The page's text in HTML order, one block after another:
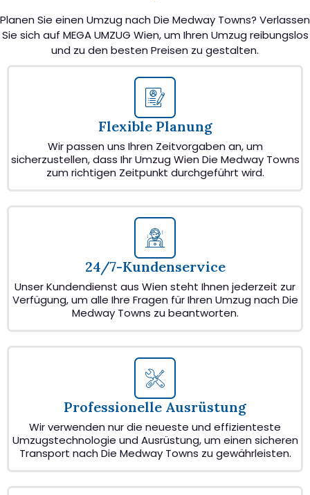
Planen Sie einen Umzug nach Die Medway Towns? Verlassen
Sie sich auf MEGA UMZUG Wien, um Ihren Umzug reibungslos
und zu den besten Preisen zu gestalten.
Flexible Planung
Wir passen uns Ihren Zeitvorgaben an, um
sicherzustellen, dass Ihr Umzug Wien Die Medway Towns
zum richtigen Zeitpunkt durchgeführt wird.
24/7-Kundenservice
Unser Kundendienst aus Wien steht Ihnen jederzeit zur
Verfügung, um alle Ihre Fragen für Ihren Umzug nach Die
Medway Towns zu beantworten.
Professionelle Ausrüstung
Wir verwenden nur die neueste und effizienteste
Umzugstechnologie und Ausrüstung, um einen sicheren
Transport nach Die Medway Towns zu gewährleisten.